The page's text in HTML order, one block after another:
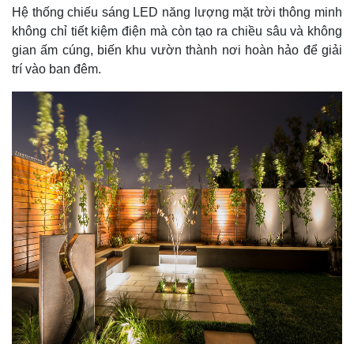
Hệ thống chiếu sáng LED năng lượng mặt trời thông minh
không chỉ tiết kiệm điện mà còn tạo ra chiều sâu và không
gian ấm cúng, biến khu vườn thành nơi hoàn hảo để giải
trí vào ban đêm.